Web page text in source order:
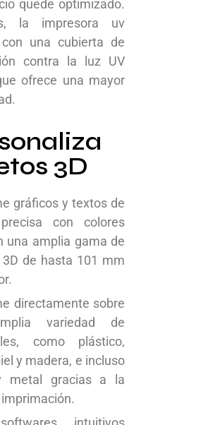
quede optimizado.
la impresora uv
una cubierta de
contra la luz UV
ofrece una mayor
3D
gráficos y textos de
con colores
una amplia gama de
de hasta 101 mm
directamente sobre
variedad de
como plástico,
y madera, e incluso
metal gracias a la